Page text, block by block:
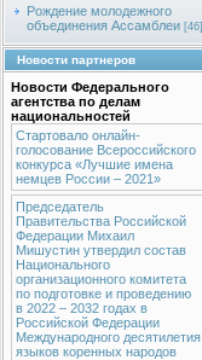
Рождение молодежного
объединения Ассамблеи [46]
Новости партнеров
Новости Федерального
агентства по делам
национальностей
Стартовало онлайн-
голосование Всероссийского
конкурса «Лучшие имена
немцев России – 2021»
Председатель
Правительства Российской
Федерации Михаил
Мишустин утвердил состав
Национального
организационного комитета
по подготовке и проведению
в 2022 – 2032 годах в
Российской Федерации
Международного десятилетия
языков коренных народов